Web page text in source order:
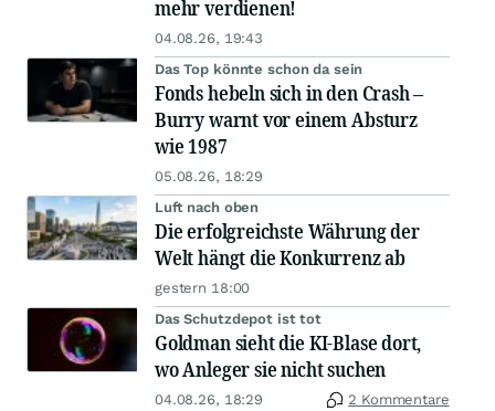
mehr verdienen!
04.08.26, 19:43
Das Top könnte schon da sein
Fonds hebeln sich in den Crash –
Burry warnt vor einem Absturz
wie 1987
05.08.26, 18:29
Luft nach oben
Die erfolgreichste Währung der
Welt hängt die Konkurrenz ab
gestern 18:00
Das Schutzdepot ist tot
Goldman sieht die KI-Blase dort,
wo Anleger sie nicht suchen
04.08.26, 18:29 2 Kommentare